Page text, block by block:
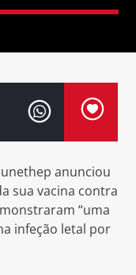
anunciou
sua vacina contra
“uma
infeção letal por